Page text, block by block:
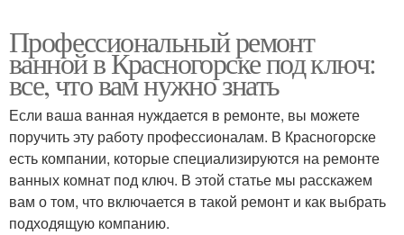
Профессиональный ремонт
ванной в Красногорске под ключ:
все, что вам нужно знать
Если ваша ванная нуждается в ремонте, вы можете
поручить эту работу профессионалам. В Красногорске
есть компании, которые специализируются на ремонте
ванных комнат под ключ. В этой статье мы расскажем
вам о том, что включается в такой ремонт и как выбрать
подходящую компанию.